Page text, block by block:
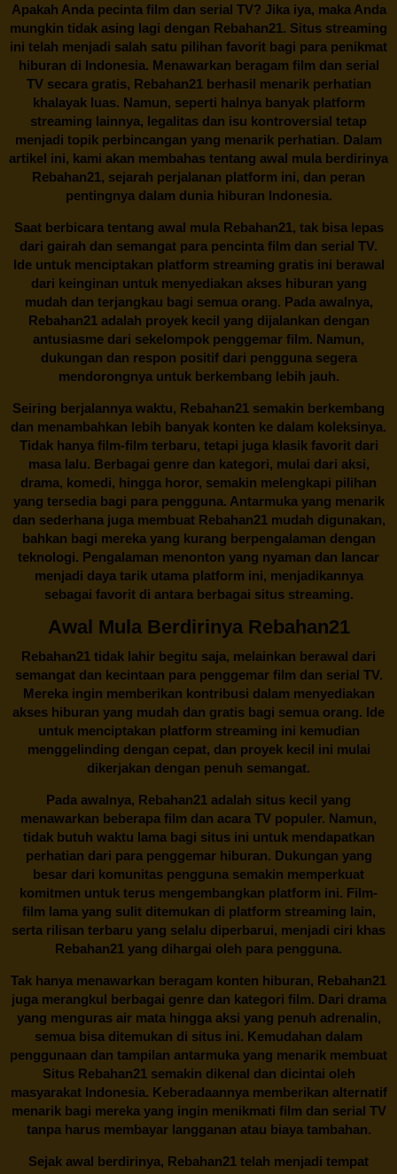
Apakah Anda pecinta film dan serial TV? Jika iya, maka Anda
mungkin tidak asing lagi dengan Rebahan21. Situs streaming
ini telah menjadi salah satu pilihan favorit bagi para penikmat
hiburan di Indonesia. Menawarkan beragam film dan serial
TV secara gratis, Rebahan21berhasil menarik perhatian
khalayak luas. Namun, seperti halnya banyak platform
streaming lainnya, legalitas dan isu kontroversial tetap
menjadi topik perbincangan yang menarik perhatian. Dalam
artikel ini, kami akan membahas tentang awal mula berdirinya
Rebahan21, sejarah perjalanan platform ini, dan peran
pentingnya dalam dunia hiburan Indonesia.
Saat berbicara tentang awal mula Rebahan21, tak bisa lepas
dari gairah dan semangat para pencinta film dan serial TV.
Ide untuk menciptakan platform streaming gratis ini berawal
dari keinginan untuk menyediakan akses hiburan yang
mudah dan terjangkau bagi semua orang. Pada awalnya,
Rebahan21 adalah proyek kecil yang dijalankan dengan
antusiasme dari sekelompok penggemar film. Namun,
dukungan dan respon positif dari pengguna segera
mendorongnya untuk berkembang lebih jauh.
Seiring berjalannya waktu, Rebahan21 semakin berkembang
dan menambahkan lebih banyak konten ke dalam koleksinya.
Tidak hanya film-film terbaru, tetapi juga klasik favorit dari
masa lalu. Berbagai genre dan kategori, mulai dari aksi,
drama, komedi, hingga horor, semakin melengkapi pilihan
yang tersedia bagi para pengguna. Antarmuka yang menarik
dan sederhana juga membuatRebahan21mudah digunakan,
bahkan bagi mereka yang kurang berpengalaman dengan
teknologi. Pengalaman menonton yang nyaman dan lancar
menjadi daya tarik utama platform ini, menjadikannya
sebagai favorit di antara berbagai situs streaming.
Awal Mula Berdirinya Rebahan21
Rebahan21 tidak lahir begitu saja, melainkan berawal dari
semangat dan kecintaan para penggemar film dan serial TV.
Mereka ingin memberikan kontribusi dalam menyediakan
akses hiburan yang mudah dan gratis bagi semua orang. Ide
untuk menciptakan platform streaming ini kemudian
menggelinding dengan cepat, dan proyek kecil ini mulai
dikerjakan dengan penuh semangat.
Pada awalnya, Rebahan21 adalah situs kecil yang
menawarkan beberapa film dan acara TV populer. Namun,
tidak butuh waktu lama bagi situs ini untuk mendapatkan
perhatian dari para penggemar hiburan. Dukungan yang
besar dari komunitas pengguna semakin memperkuat
komitmen untuk terus mengembangkan platform ini. Film-
film lama yang sulit ditemukan di platform streaming lain,
serta rilisan terbaru yang selalu diperbarui, menjadi ciri khas
Rebahan21 yang dihargai oleh para pengguna.
Tak hanya menawarkan beragam konten hiburan, Rebahan21
juga merangkul berbagai genre dan kategori film. Dari drama
yang menguras air mata hingga aksi yang penuh adrenalin,
semua bisa ditemukan di situs ini. Kemudahan dalam
penggunaan dan tampilan antarmuka yang menarik membuat
Situs Rebahan21semakin dikenal dan dicintai oleh
masyarakat Indonesia. Keberadaannya memberikan alternatif
menarik bagi mereka yang ingin menikmati film dan serial TV
tanpa harus membayar langganan atau biaya tambahan.
Sejak awal berdirinya, Rebahan21 telah menjadi tempat